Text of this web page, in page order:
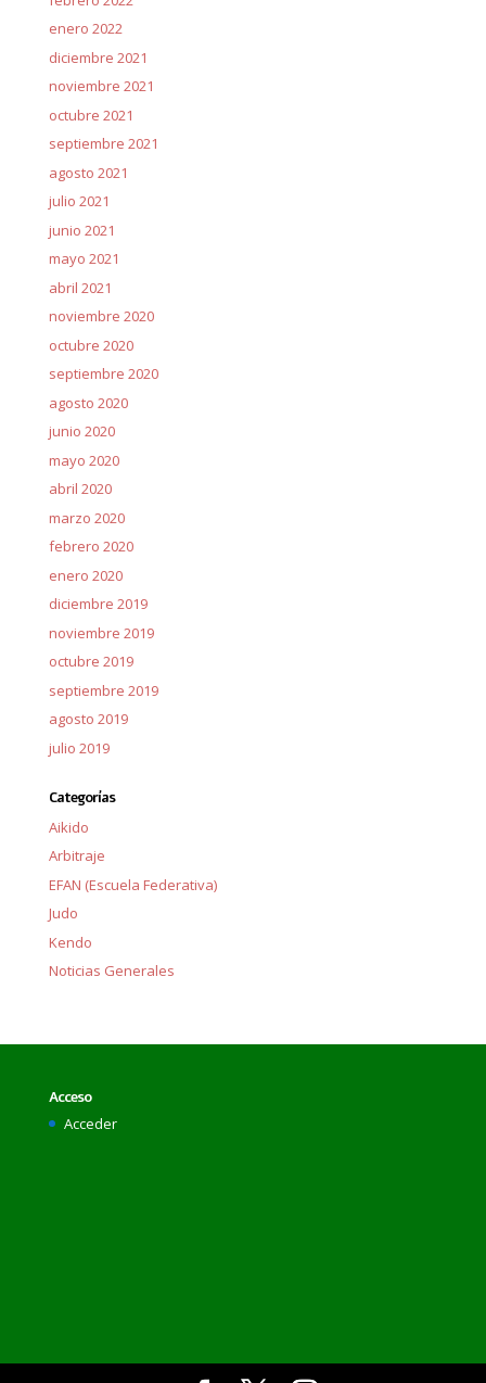
enero 2022
diciembre 2021
noviembre 2021
octubre 2021
septiembre 2021
agosto 2021
julio 2021
junio 2021
mayo 2021
abril 2021
noviembre 2020
octubre 2020
septiembre 2020
agosto 2020
junio 2020
mayo 2020
abril 2020
marzo 2020
febrero 2020
enero 2020
diciembre 2019
noviembre 2019
octubre 2019
septiembre 2019
agosto 2019
julio 2019
Categorías
Aikido
Arbitraje
EFAN (Escuela Federativa)
Judo
Kendo
Noticias Generales
Acceso
Acceder